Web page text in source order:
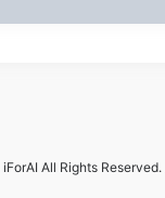
iForAI All Rights Reserved.